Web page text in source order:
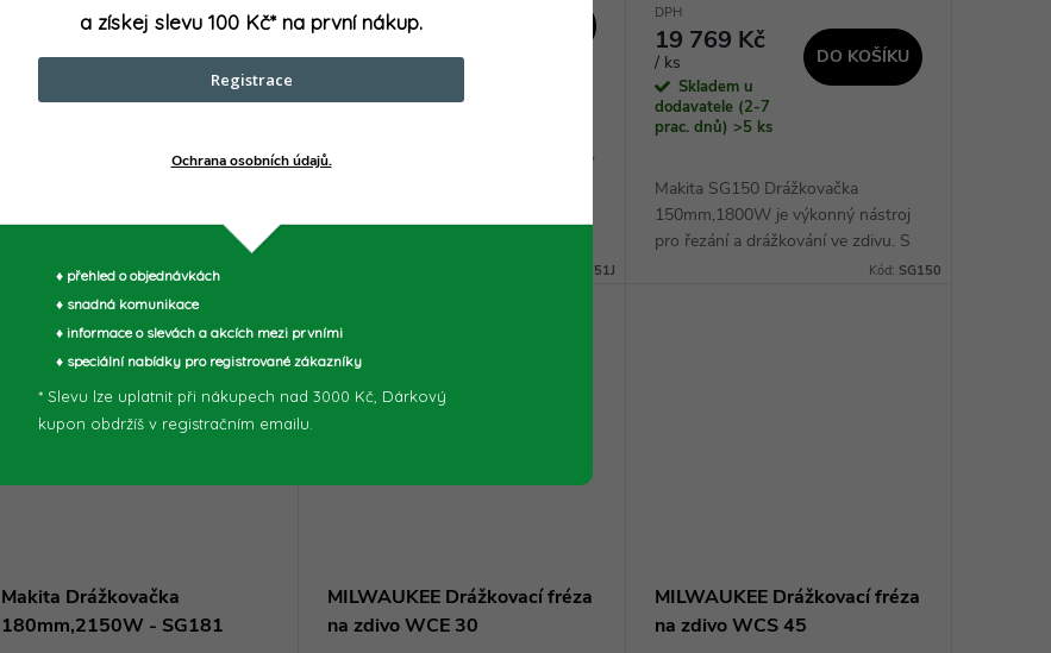
13 999 Kč DO KOŠÍKU
Professional je mimořádně výkonná
osazená špičkovým 2 000W
bezuhlíkovým motorem z řady PRO
Heavy Duty. Je navržena pro...
Kód:06016C5100
10 183 Kč
výkonný nástroj s příkonem 1400W,
bezpečnější práci. Díky možnosti
SG1251J
DPH
19 769 Kč
/ ks
Skladem u
dodavatele (2-7
prac. dnů) >5 ks
DO KOŠÍKU
Makita SG150 Drážkovačka
150mm,1800W je výkonný nástroj
pro řezání a drážkování ve zdivu. S
Kód: SG150
Makita Drážkovačka
180mm,2150W - SG181
MILWAUKEE Drážkovací fréza
na zdivo WCE 30
MILWAUKEE Drážkovací fréza
na zdivo WCS 45
a získej slevu 100 Kč* na první nákup.
Registrace
Ochrana osobních údajů.
♦ přehled o objednávkách
♦ snadná komunikace
♦ informace o slevách a akcích mezi prvními
♦ speciální nabídky pro registrované zákazníky
* Slevu lze uplatnit při nákupech nad 3000 Kč, Dárkový
kupon obdržíš v registračním emailu.